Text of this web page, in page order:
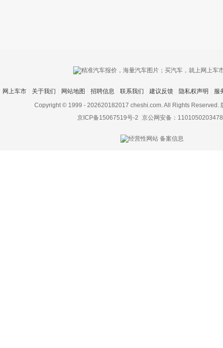
上传图片最多
网上车市 关于我们 网站地图 招聘信息 联系我们 建议反馈 隐私权声明
服
Copyright © 1999 - 202620182017 cheshi.com. All Rights Reserved.
京ICP备15067519号-2 京公网安备：